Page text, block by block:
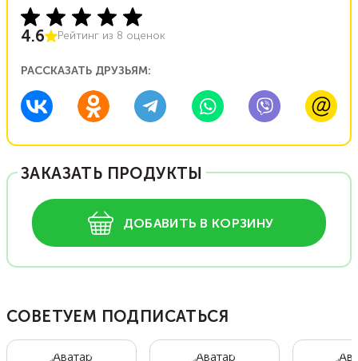
4.6 Рейтинг из 8 оценок
РАССКАЗАТЬ ДРУЗЬЯМ:
ЗАКАЗАТЬ ПРОДУКТЫ
ДОБАВИТЬ В КОРЗИНУ
СОВЕТУЕМ ПОДПИСАТЬСЯ